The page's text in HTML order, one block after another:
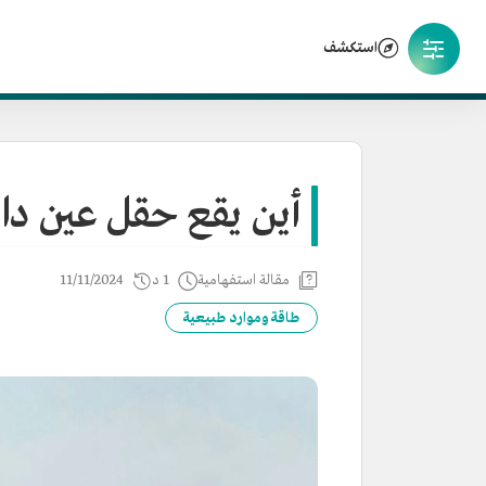
استكشف
أين يقع حقل عين
مقالة استفهامية 1 د 11/11/2024
طاقة وموارد طبيعية